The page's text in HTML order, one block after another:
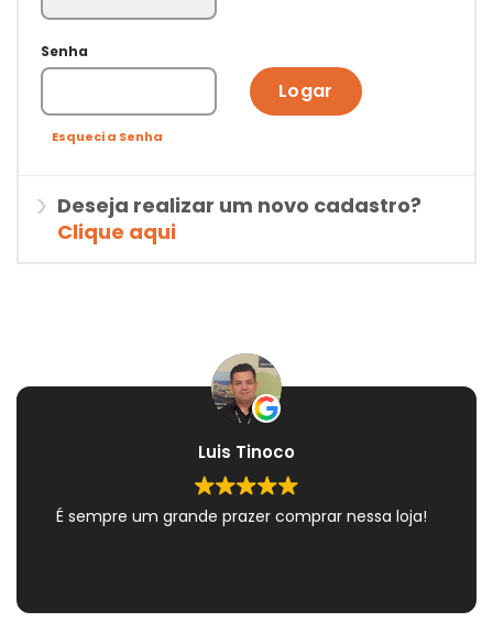
Senha
Logar
Esqueci a Senha
Deseja realizar um novo cadastro?
Clique aqui
Luis Tinoco
um grande prazer comprar nessa loja!